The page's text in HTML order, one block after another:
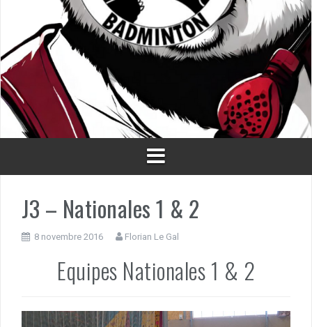
J3 – Nationales 1 & 2
8 novembre 2016 Florian Le Gal
Equipes Nationales 1 & 2